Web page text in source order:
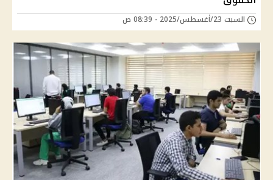
السبت 23/أغسطس/2025 - 08:39 ص